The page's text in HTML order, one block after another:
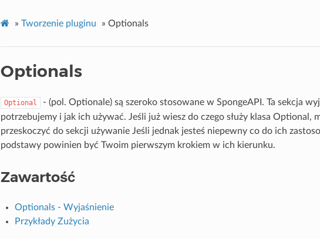
» Tworzenie pluginu » Optionals
Optionals
Optional
- (pol. Optionale) są szeroko stosowane w SpongeAPI. Ta sekcja
potrzebujemy i jak ich używać. Jeśli już wiesz do czego służy klasa Optional,
przeskoczyć do sekcji używanieJeśli jednak jesteś niepewny co do ich
podstawypowinien być Twoim pierwszym krokiem w ich kierunku.
Zawartość
Optionals - Wyjaśnienie
Przykłady Zużycia